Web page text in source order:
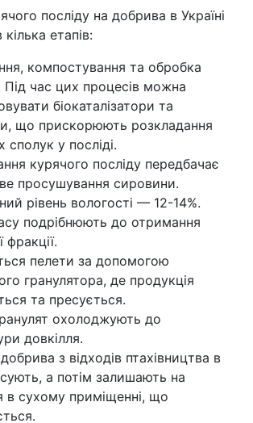
посліду на добрива в Україні
етапів:
компостування та обробка
Під час цих процесів можна
біокаталізатори та
що прискорюють розкладання
сполук у посліді.
курячого посліду передбачає
просушування сировини.
рівень вологості — 12-14%.
подрібнюють до отримання
фракції.
пелети за допомогою
гранулятора, де продукція
та пресується.
охолоджують до
довкілля.
з відходів птахівництва в
а потім залишають на
в сухому приміщенні, що